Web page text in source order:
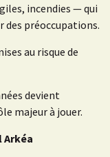
incendies — qui
des préoccupations.
au risque de
devient
majeur à jouer.
Arkéa